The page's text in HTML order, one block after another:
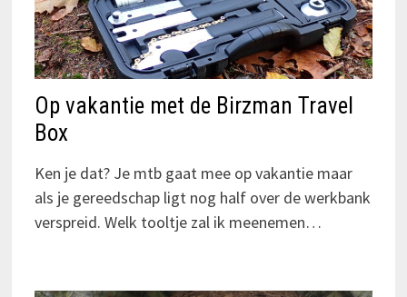
Op vakantie met de Birzman Travel
Box
Ken je dat? Je mtb gaat mee op vakantie maar
als je gereedschap ligt nog half over de werkbank
verspreid. Welk tooltje zal ik meenemen…